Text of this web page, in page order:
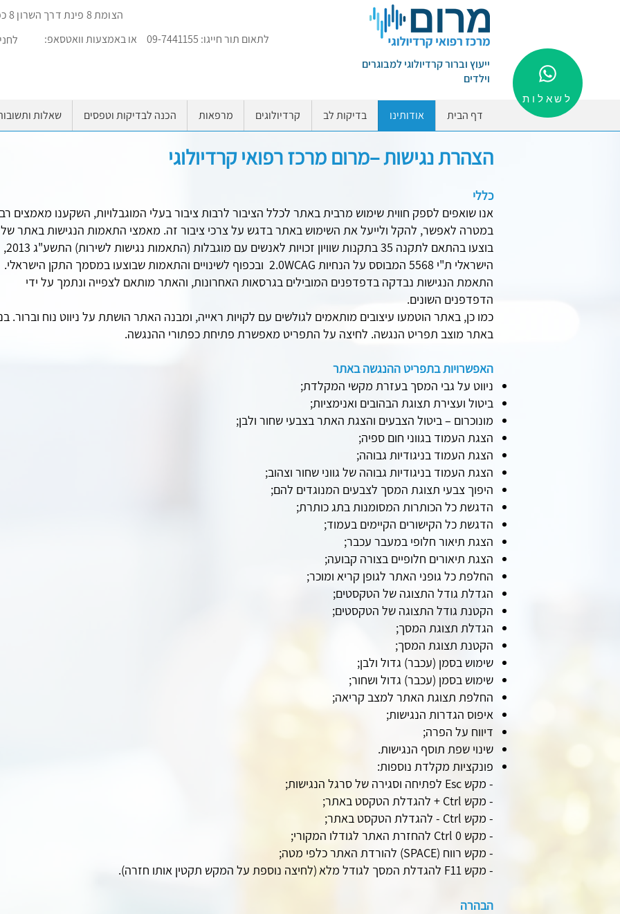
לשאלות
הצומת 8 פינת דרך השרון 8 כפר סבא (בית מריק)
או באמצעות וואטסאפ:
לתאום תור חייגו: 09-7441155
ייעוץ וברור קרדיולוגי למבוגרים
וילדים
דף הבית אודותינו בדיקות לב קרדיולוגים מרפאות הכנה לבדיקות וטפסים שאלות
הצהרת נגישות –מרום מרכז רפואי קרדיולוגי
כללי
אנו שואפים לספק חווית שימוש מרבית באתר לכלל הציבור לרבות ציבור בעלי המוגבלויות, השקענו מאמצים
במטרה לאפשר, להקל ולייעל את השימוש באתר בדגש על צרכי ציבור זה. מאמצי התאמות הנגישות באתר
בוצעו בהתאם
הישראלי ת"י 5568 המבוסס על הנחיות 2.0WCAG ובכפוף לשינויים והתאמות שבוצעו במסמך התקן הישראלי.
התאמת הנגישות נבדקה בדפדפנים המובילים בגרסאות האחרונות, והאתר מותאם לצפייה ונתמך על ידי
הדפדפנים השונים.
כמו כן, באתר הוטמעו עיצובים מותאמים לגולשים עם לקויות ראייה, ומבנה האתר הושתת על ניווט נוח וברור.
באתר מוצב תפריט הנגשה. לחיצה על התפריט מאפשרת פתיחת כפתורי ההנגשה.
האפשרויות בתפריט ההנגשה באתר
ניווט על גבי המסך בעזרת מקשי המקלדת;
ביטול ועצירת תצוגת הבהובים ואנימציות;
מונוכרום – ביטול הצבעים והצגת האתר בצבעי שחור ולבן;
הצגת העמוד בגווני חום ספיה;
הצגת העמוד בניגודיות גבוהה;
הצגת העמוד בניגודיות גבוהה של גווני שחור וצהוב;
היפוך צבעי תצוגת המסך לצבעים המנוגדים להם;
הדגשת כל הכותרות המסומנות בתג כותרת;
הדגשת כל הקישורים הקיימים בעמוד;
הצגת תיאור חלופי במעבר עכבר;
הצגת תיאורים חלופיים בצורה קבועה;
החלפת כל גופני האתר לגופן קריא ומוכר;
הגדלת גודל התצוגה של הטקסטים;
הקטנת גודל התצוגה של הטקסטים;
הגדלת תצוגת המסך;
הקטנת תצוגת המסך;
שימוש בסמן (עכבר) גדול ולבן;
שימוש בסמן (עכבר) גדול ושחור;
החלפת תצוגת האתר למצב קריאה;
איפוס הגדרות הנגישות;
דיווח על הפרה;
שינוי שפת תוסף הנגישות.
פונקציות מקלדת נוספות:
- מקש Esc לפתיחה וסגירה של סרגל הנגישות;
- מקש Ctrl + להגדלת הטקסט באתר;
- מקש Ctrl - להגדלת הטקסט באתר;
- מקש Ctrl 0 להחזרת האתר לגודלו המקורי;
- מקש רווח (SPACE) להורדת האתר כלפי מטה;
- מקש F11 להגדלת המסך לגודל מלא
(לחיצה נוספת על המקש תקטין אותו חזרה).
הבהרה